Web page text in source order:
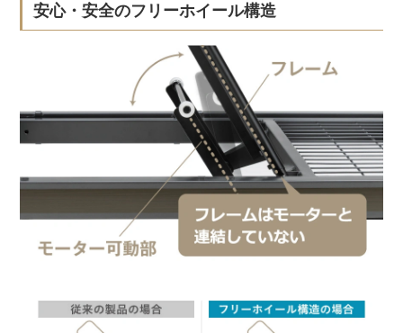
安心・安全のフリーホイール構造